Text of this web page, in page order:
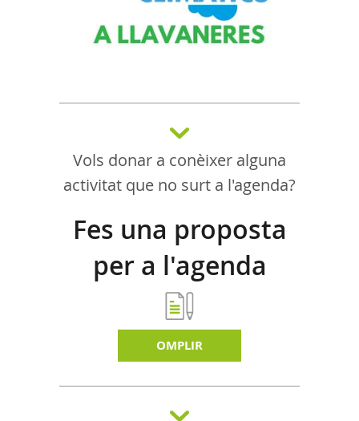
Vols donar a conèixer alguna
activitat que no surt a l'agenda?
Fes una proposta
per a l'agenda
d'activitats
OMPLIR